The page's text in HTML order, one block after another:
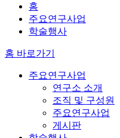
홈
주요연구사업
학술행사
홈 바로가기
주요연구사업
연구소 소개
조직 및 구성원
주요연구사업
게시판